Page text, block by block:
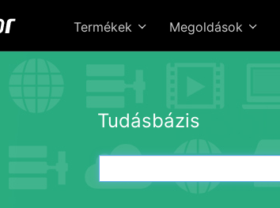
Termékek Megoldások
Tudásbázis